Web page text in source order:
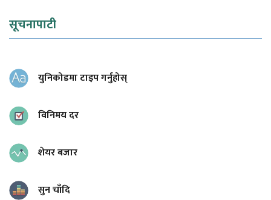
सूचनापाटी
युनिकोडमा टाइप गर्नुहोस्
विनिमय दर
शेयर बजार
सुन चाँदि